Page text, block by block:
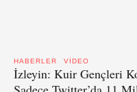
HABERLER VIDEO
İzleyin: Kuir Gençleri